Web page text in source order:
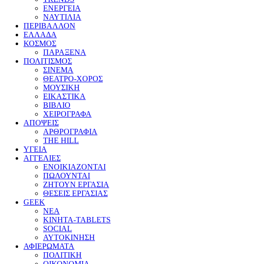
ΕΝΕΡΓΕΙΑ
ΝΑΥΤΙΛΙΑ
ΠΕΡΙΒΑΛΛΟΝ
ΕΛΛΑΔΑ
ΚΟΣΜΟΣ
ΠΑΡΑΞΕΝΑ
ΠΟΛΙΤΙΣΜΟΣ
ΣΙΝΕΜΑ
ΘΕΑΤΡΟ-ΧΟΡΟΣ
ΜΟΥΣΙΚΗ
ΕΙΚΑΣΤΙΚΑ
ΒΙΒΛΙΟ
ΧΕΙΡΟΓΡΑΦΑ
ΑΠΟΨΕΙΣ
ΑΡΘΡΟΓΡΑΦΙΑ
THE HILL
ΥΓΕΙΑ
ΑΓΓΕΛΙΕΣ
ΕΝΟΙΚΙΑΖΟΝΤΑΙ
ΠΩΛΟΥΝΤΑΙ
ΖΗΤΟΥΝ ΕΡΓΑΣΙΑ
ΘΕΣΕΙΣ ΕΡΓΑΣΙΑΣ
GEEK
ΝΕΑ
ΚΙΝΗΤΑ-TABLETS
SOCIAL
ΑΥΤΟΚΙΝΗΣΗ
ΑΦΙΕΡΩΜΑΤΑ
ΠΟΛΙΤΙΚΗ